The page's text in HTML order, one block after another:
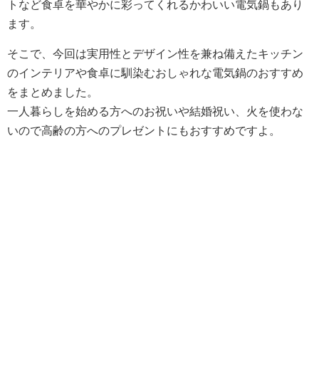
トなど食卓を華やかに彩ってくれるかわいい電気鍋もあり
ます。
そこで、今回は実用性とデザイン性を兼ね備えたキッチン
のインテリアや食卓に馴染むおしゃれな電気鍋のおすすめ
をまとめました。
一人暮らしを始める方へのお祝いや結婚祝い、火を使わな
いので高齢の方へのプレゼントにもおすすめですよ。